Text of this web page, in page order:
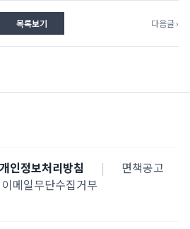
목록보기 다음글 ›
개인정보처리방침 |
면책공고
이메일무단수집거부